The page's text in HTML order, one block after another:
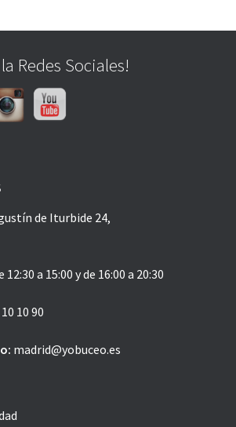
Redes Sociales!
de Iturbide 24,
12:30 a 15:00 y de 16:00 a 20:30
10 90
madrid@yobuceo.es